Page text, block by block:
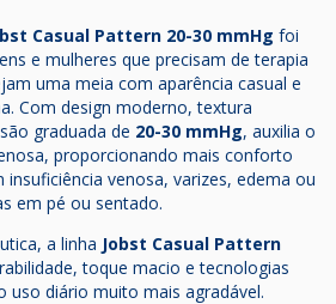
Casual Pattern 20-30 mmHg foi
e mulheres que precisam de terapia
uma meia com aparência casual e
Com design moderno, textura
graduada de 20-30 mmHg, auxilia o
proporcionando mais conforto
venosa, varizes, edema ou
em pé ou sentado.
a linha Jobst Casual Pattern
toque macio e tecnologias
uso diário muito mais agradável.